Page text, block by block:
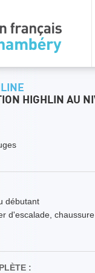
HIGHLIN AU
débutant
d'escalade,
: